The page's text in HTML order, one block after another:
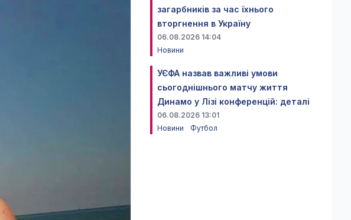
загарбників за час їхнього
вторгнення в Україну
06.08.2026 14:04
Новини
УЄФА назвав важливі умови
сьогоднішнього матчу життя
Динамо у Лізі конференцій: деталі
06.08.2026 13:01
Новини
Футбол